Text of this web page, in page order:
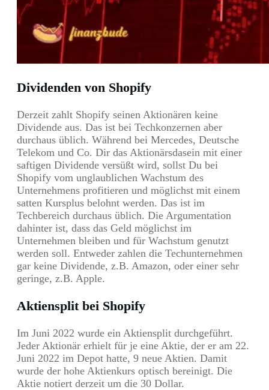
Dividenden von Shopify
Derzeit zahlt Shopify seinen Aktionären keine
Dividende aus. Das ist bei Techkonzernen aber
durchaus üblich. Während bei Mercedes, Deutsche
Telekom und Co. Dir das Aktionärsdasein mit einer
saftigen Dividende versüßt wird, sollst Du bei
Shopify vom unglaublichen Wachstum des
Unternehmens profitieren und möglichst mit einem
satten Kursplus belohnt werden. Das ist im
Techbereich durchaus üblich. Die Argumentation
dahinter ist, dass das Geld möglichst im
Unternehmen bleiben und für Wachstum genutzt
werden soll. Entweder zahlen die Techunternehmen
gar keine Dividende, z.B. Amazon, oder einer sehr
geringe, z.B. Apple.
Aktiensplit bei Shopify
Im Juni 2022 wurde ein Aktiensplit durchgeführt.
Jeder Aktionär erhielt für je eine Aktie, der er am 22.
Juni 2022 im Depot hatte, 9 neue Aktien. Damit
wurde der hohe Aktienkurs optisch bereinigt. Die
Aktie notiert derzeit um die 30 Dollar.